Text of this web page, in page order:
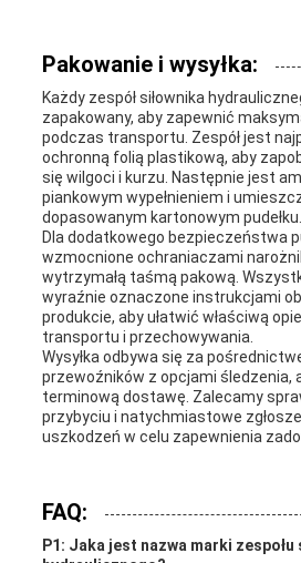
Pakowanie i wysyłka:
Każdy zespół siłownika
zapakowany, aby zapewnić
podczas transportu. Zespół jest
ochronną folią plastikową, aby
się wilgoci i kurzu. Następnie jest
piankowym wypełnieniem i
dopasowanym kartonowym pudełku.
Dla dodatkowego bezpieczeństwa
wzmocnione ochraniaczami
wytrzymałą taśmą pakową.
wyraźnie oznaczone instrukcjami
produkcie, aby ułatwić właściwą
transportu i przechowywania.
Wysyłka odbywa się za
przewoźników z opcjami śledzenia,
terminową dostawę. Zalecamy
przybyciu i natychmiastowe
uszkodzeń w celu zapewnienia
FAQ:
P1: Jaka jest nazwa marki zespołu